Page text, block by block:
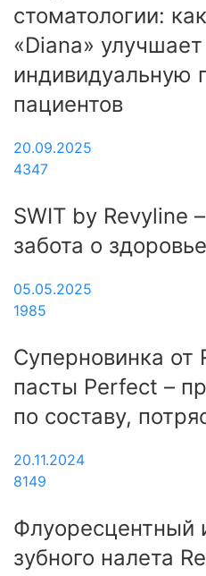
стоматологии:
«Diana» улучшает
индивидуальную
пациентов
20.09.2025
4347
SWIT by Revyline
забота о
05.05.2025
1985
Суперновинка от
пасты Perfect –
по составу,
20.11.2024
8149
Флуоресцентный
зубного налета